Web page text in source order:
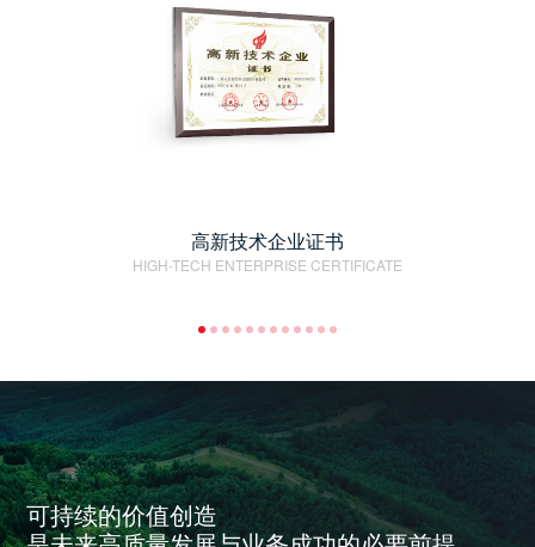
高新技术企业证书
HIGH-TECH ENTERPRISE CERTIFICATE
可持续的价值创造